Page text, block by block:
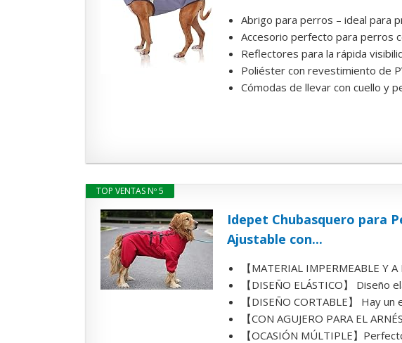
Abrigo para perros – ideal para
Accesorio perfecto para perros
Reflectores para la rápida
Poliéster con revestimiento de
Cómodas de llevar con cuello y
TOP VENTAS Nº 5
Idepet Chubasquero para
Ajustable con...
【MATERIAL IMPERMEABLE
【DISEÑO ELÁSTICO】
【DISEÑO CORTABLE】 Hay
【CON AGUJERO PARA EL
【OCASIÓN MÚLTIPLE】